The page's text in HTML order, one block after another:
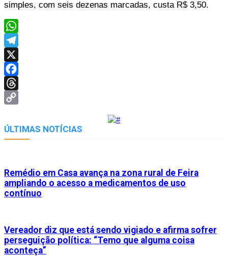
simples, com seis dezenas marcadas, custa R$ 3,50.
WhatsApp
Telegram
X
Facebook
Threads
Link
ÚLTIMAS NOTÍCIAS
Remédio em Casa avança na zona rural de Feira
ampliando o acesso a medicamentos de uso
contínuo
Vereador diz que está sendo vigiado e afirma sofrer
perseguição política: “Temo que alguma coisa
aconteça”